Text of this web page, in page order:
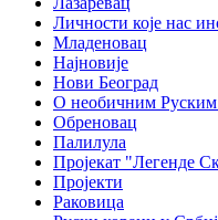
Личности које нас
Младеновац
Најновије
Нови Београд
О необичним Руским
Обреновац
Палилула
Пројекат "Легенде
Пројекти
Раковица